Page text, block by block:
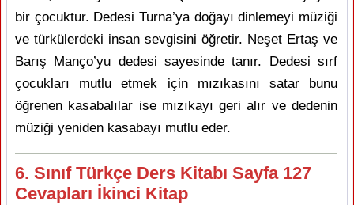
bir çocuktur. Dedesi Turna’ya doğayı dinlemeyi müziği
ve türkülerdeki insan sevgisini öğretir. Neşet Ertaş ve
Barış Manço’yu dedesi sayesinde tanır. Dedesi sırf
çocukları mutlu etmek için mızıkasını satar bunu
öğrenen kasabalılar ise mızıkayı geri alır ve dedenin
müziği yeniden kasabayı mutlu eder.
6. Sınıf Türkçe Ders Kitabı Sayfa 127
Cevapları İkinci Kitap